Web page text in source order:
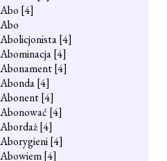
Abo [4]
Abo
Abolicjonista[4]
Abominacja[4]
Abonament[4]
Abonda[4]
Abonent[4]
Abonować [4]
Abordaż[4]
Aborygieni[4]
Abowiem[4]